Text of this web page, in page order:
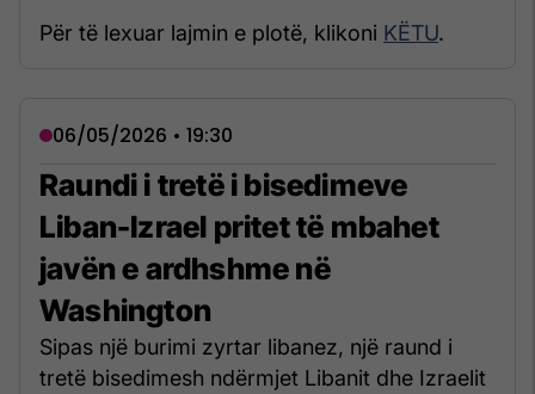
Për të lexuar lajmin e plotë, klikoni KËTU.
06/05/2026 • 19:30
Raundi i tretë i bisedimeve
Liban-Izrael pritet të mbahet
javën e ardhshme në
Washington
Sipas një burimi zyrtar libanez, një raund i
tretë bisedimesh ndërmjet Libanit dhe Izraelit